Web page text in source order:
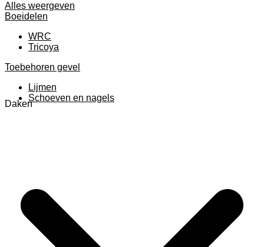
Alles weergeven
Boeidelen
WRC
Tricoya
Toebehoren gevel
Lijmen
Schoeven en nagels
Daken